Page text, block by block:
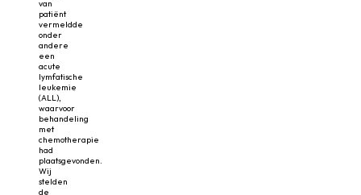
van
patiënt
vermeldde
onder
andere
een
acute
lymfatische
leukemie
(ALL),
waarvoor
behandeling
met
chemotherapie
had
plaatsgevonden.
Wij
stelden
de